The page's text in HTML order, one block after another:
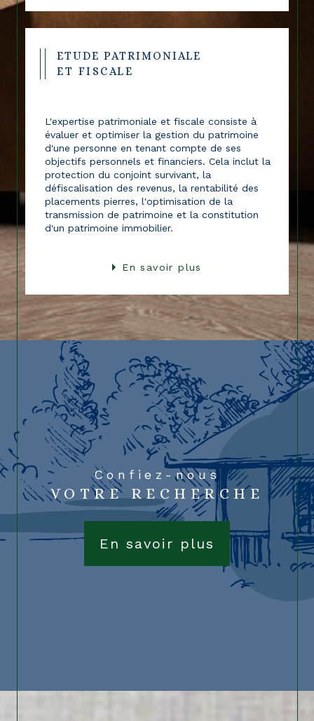
ETUDE PATRIMONIALE
L'expertise patrimoniale et fiscale consiste à
évaluer et optimiser la gestion du patrimoine
d'une personne en tenant compte de ses
objectifs personnels et financiers. Cela inclut la
protection du conjoint survivant, la
défiscalisation des revenus, la rentabilité des
placements pierres, l'optimisation de la
transmission de patrimoine et la constitution
Confiez-nous
VOTRE RECHERCHE
En savoir plus